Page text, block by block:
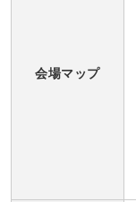
会場マップ